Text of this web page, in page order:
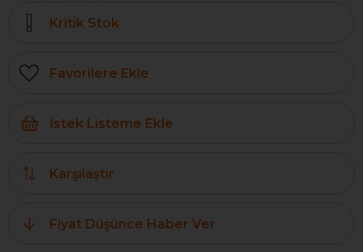
Kritik Stok
Favorilere Ekle
İstek Listeme Ekle
Karşılaştır
Fiyat Düşünce Haber Ver